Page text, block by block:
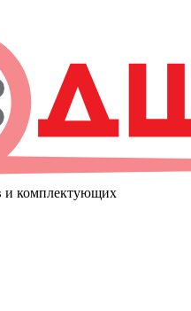
и комплектующих